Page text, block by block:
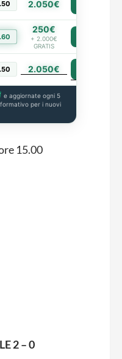
2.050€
250€
+ 2.000€
GRATIS
2.050€
e aggiornate ogni 5
per i nuovi
15.00
2 – 0